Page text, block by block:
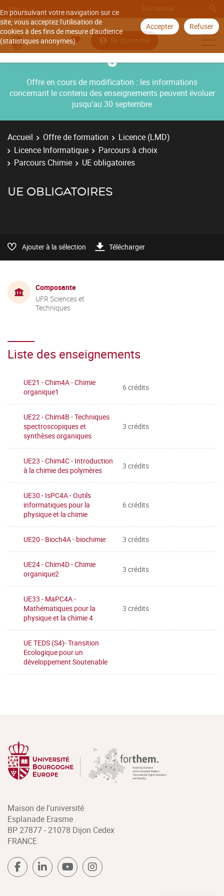
En poursuivant votre navigation sur ce
site, vous acceptez l'utilisation de
cookies à des fins de mesure d'audience
(statistiques anonymes).
Accepter Refuser
Aller à
Se connecter
Offre en cours de modification : les informations
concernant le contenu des enseignements peuvent évoluer
jusqu’au 30 septembre
Accueil Offre de formation
Licence (LMD)
Licence Informatique
Parcours à choix
Parcours Chimie
UE obligatoires
UE OBLIGATOIRES
Ajouter à la sélection Télécharger
Composante
UFR Sciences et
Techniques
Liste des enseignements
UE21 - Chim4A - Chimie
organique1
6 crédits
UE22 - Chim4B - Techniques
spectroscopiques et
synthèses organiques
3 crédits
UE23 - Chim4C - Introduction
à la chimie des polymères
3 crédits
UE30 - IsPC4A - Outils
informatiques pour la
physique et la chimie
6 crédits
UE20 - Bioch4A - biochimie 3 crédits
UE24 - Chim4D - Chimie
organique2
3 crédits
UE33 - MaPC4A -
Mathématiques pour la
physique et la chimie 4
3 crédits
UE TEDS (S4)- Transition
Ecologique pour un
développement Soutenable
Maison de l'université
Esplanade Erasme
BP 27877 - 21078 Dijon Cedex
FRANCE